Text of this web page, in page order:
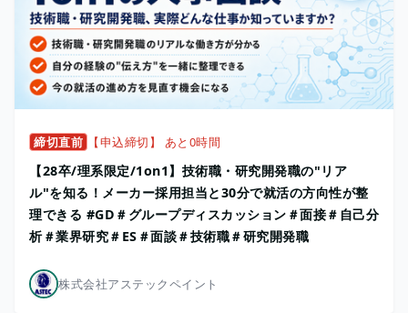
締切直前 【申込締切】 あと0時間
【28卒/理系限定/1on1】技術職・研究開発職の"リア
ル"を知る！メーカー採用担当と30分で就活の方向性が整
理できる #GD＃グループディスカッション＃面接＃自己分
析＃業界研究＃ES＃面談＃技術職＃研究開発職
株式会社アステックペイント